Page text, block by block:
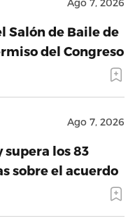
Ago 7, 2026
Salón de Baile de
del Congreso
Ago 7, 2026
supera los 83
sobre el acuerdo